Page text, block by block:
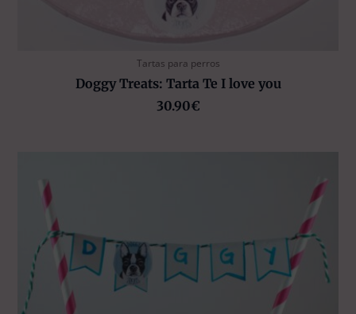
Tartas para perros
Doggy Treats: Tarta Te I love you
30.90€
hasta
45.00€